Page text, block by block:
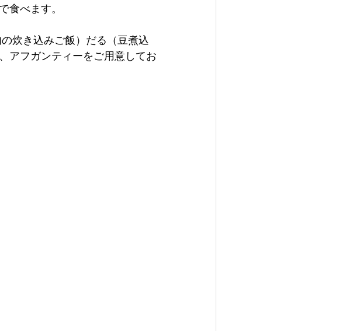
食べます。
炊き込みご飯）だる（豆煮込
アフガンティーをご用意してお